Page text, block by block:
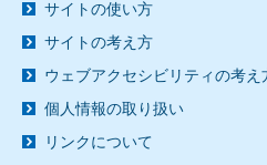
サイトの使い方
サイトの考え方
ウェブアクセシビリティの考え
個人情報の取り扱い
リンクについて